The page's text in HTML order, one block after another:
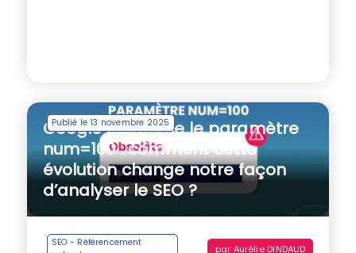
Publié le 13 novembre 2025
Google supprime le paramètre
num=100 : comment cette
évolution change notre façon
d’analyser le SEO ?
SEO - Référencement
par Aurélie DINDAUD